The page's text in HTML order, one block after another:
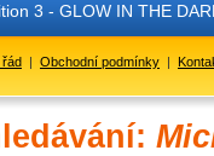
3 - GLOW IN THE
řád | Obchodní podmínky |